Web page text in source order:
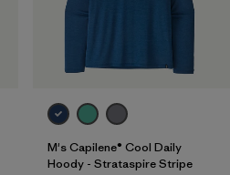
M's Capilene® Cool Daily
Hoody - Strataspire Stripe